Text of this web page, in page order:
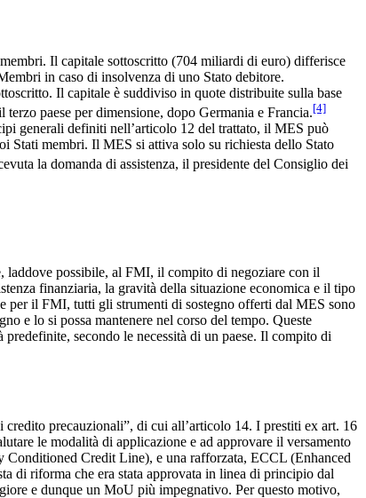
Il capitale sottoscritto (704 miliardi di euro) differisce
in caso di insolvenza di uno Stato debitore.
Il capitale è suddiviso in quote distribuite sulla base
paese per dimensione, dopo Germania e Francia.[4]
generali definiti nell’articolo 12 del trattato, il MES può
Stati membri. Il MES si attiva solo su richiesta dello Stato
la domanda di assistenza, il presidente del Consiglio dei
laddove possibile, al FMI, il compito di negoziare con il
finanziaria, la gravità della situazione economica e il tipo
per il FMI, tutti gli strumenti di sostegno offerti dal MES sono
e lo si possa mantenere nel corso del tempo. Queste
secondo le necessità di un paese. Il compito di
precauzionali”, di cui all’articolo 14. I prestiti ex art. 16
le modalità di applicazione e ad approvare il versamento
Conditioned Credit Line), e una rafforzata, ECCL (Enhanced
di riforma che era stata approvata in linea di principio dal
e dunque un MoU più impegnativo. Per questo motivo,